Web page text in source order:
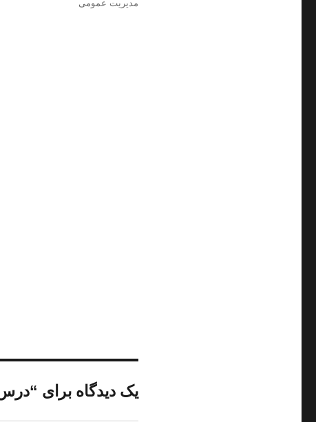
نس
مدیریت عمومی
یک دیدگاه برای